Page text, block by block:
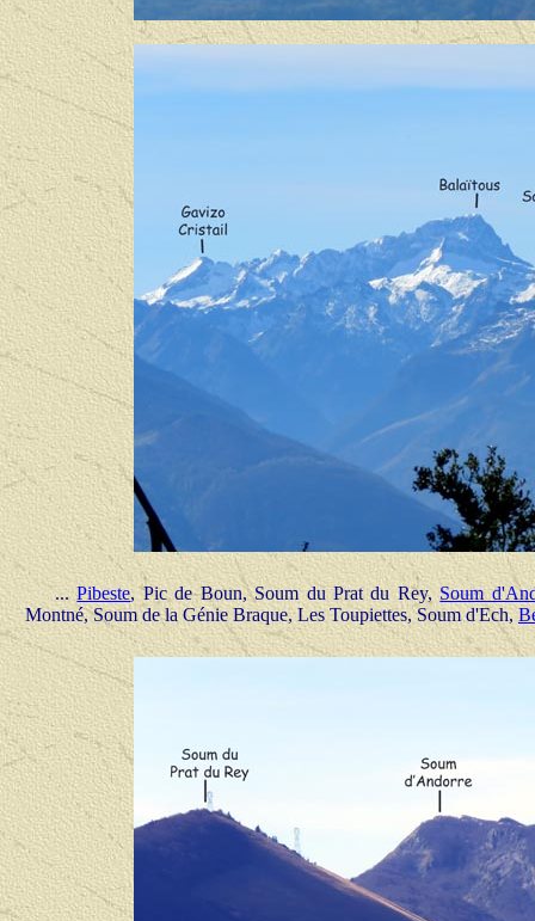
...Pibeste, Pic de Boun, Soum du Prat du Rey, Soum
Montné, Soum de la Génie Braque, Les Toupiettes, Soum d'Ech,